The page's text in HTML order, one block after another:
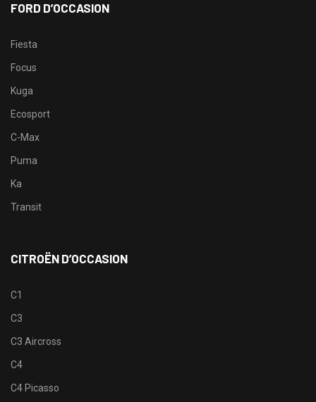
FORD D’OCCASION
Fiesta
Focus
Kuga
Ecosport
C-Max
Puma
Ka
Transit
CITROËN D’OCCASION
C1
C3
C3 Aircross
C4
C4 Picasso